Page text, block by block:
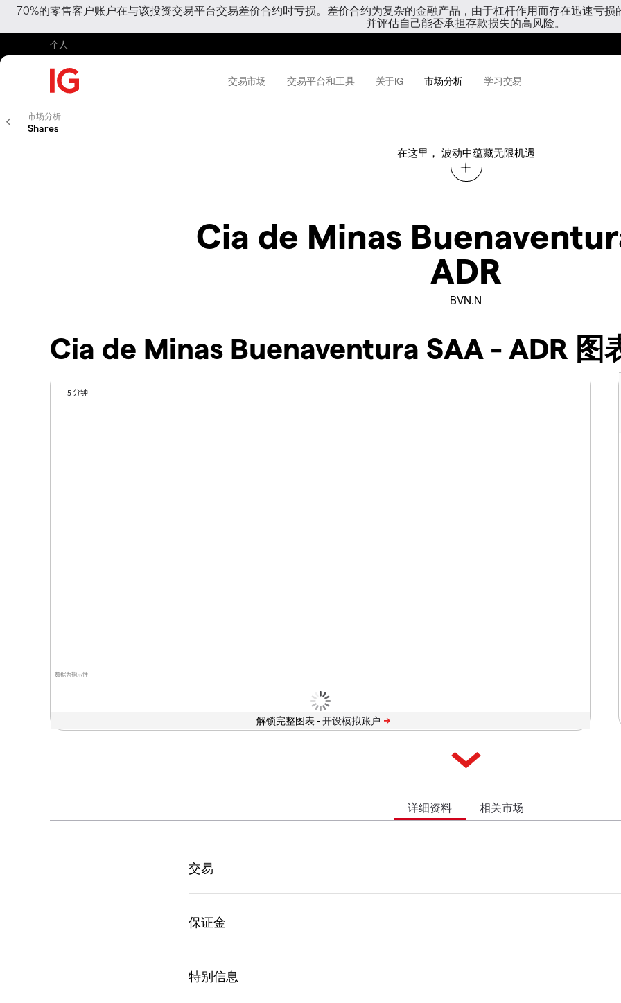
70%的零售客户账户在与该投资交易平台交易差价合约时亏损。差价合约为复杂的金融产品，由于杠杆作用而存在迅速亏
并评估自己能否承担存款损失的高风险。
个人
交易市场 交易平台和工具 关于IG 市场分析 学习交易
市场分析
Shares
在这里， 波动中蕴藏无限机遇
Cia de Minas
ADR
BVN.N
Cia de Minas Buenaventura SAA - ADR 图
数据为指示性
5 分钟
解锁完整图表 -
详细资料 相关市场